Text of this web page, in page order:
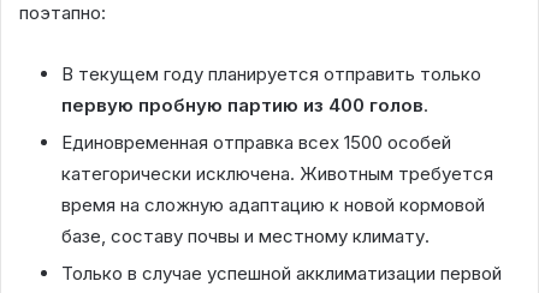
поэтапно:
В текущем году планируется отправить только
первую пробную партию из 400 голов.
Единовременная отправка всех 1500 особей
категорически исключена. Животным требуется
время на сложную адаптацию к новой кормовой
базе, составу почвы и местному климату.
Только в случае успешной акклиматизации первой